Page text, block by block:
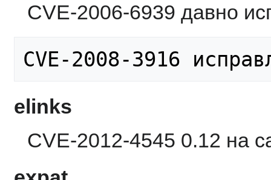
CVE-2006-6939 давно
elinks
CVE-2012-4545 0.12 на